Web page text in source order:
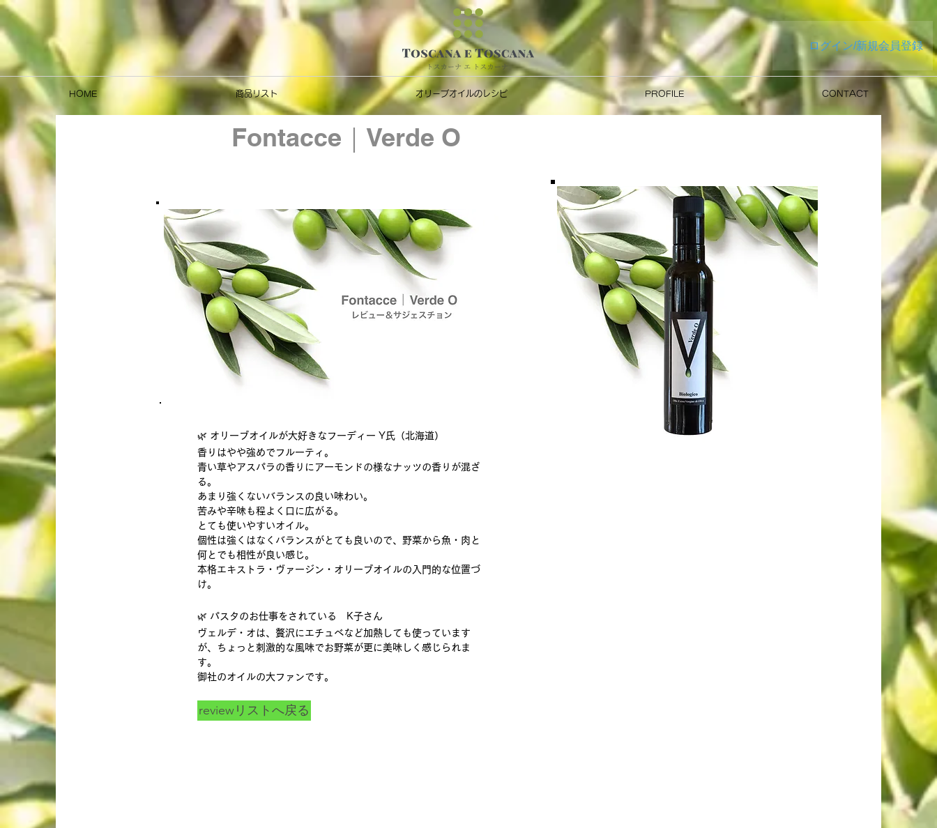
ログイン/新規会員登録
HOME 商品リスト オリーブオイルのレシピ PROFILE CONTACT
Fontacce｜Verde O
🌿 オリーブオイルが大好きなフーディー Y氏（北海道）
香りはやや強めでフルーティ。
青い草やアスパラの香りにアーモンドの様なナッツの香りが混ざ
る。
あまり強くないバランスの良い味わい。
苦みや辛味も程よく口に広がる。
とても使いやすいオイル。
個性は強くはなくバランスがとても良いので、野菜から魚・肉と
何とでも相性が良い感じ。
本格エキストラ・ヴァージン・オリーブオイルの入門的な位置づ
け。
🌿 パスタのお仕事をされている　K子さん
ヴェルデ・オは、贅沢にエチュベなど加熱しても使っています
が、ちょっと刺激的な風味でお野菜が更に美味しく感じられま
す。
御社のオイルの大ファンです。
reviewリストへ戻る